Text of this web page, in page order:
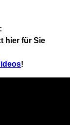
hier für Sie
!